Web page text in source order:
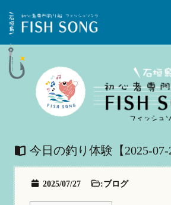
今日の釣り体験【2025-07-
2025/07/27 :ブログ